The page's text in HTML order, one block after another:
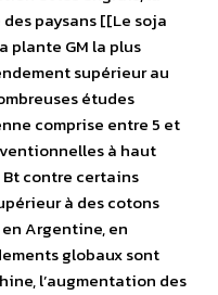
paysans [[Le soja
plante GM la plus
supérieur au
études
comprise entre 5 et
à haut
contre certains
à des cotons
Argentine, en
globaux sont
l’augmentation des